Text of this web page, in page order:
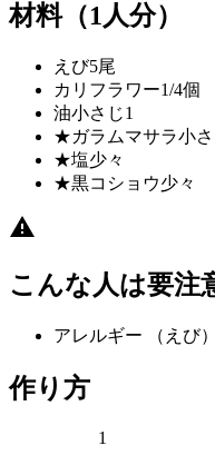
材料（1人分）
えび5尾
カリフラワー1/4個
油小さじ1
★ガラムマサラ小
★塩少々
★黒コショウ少々
こんな人は要注
アレルギー （えび）
作り方
1